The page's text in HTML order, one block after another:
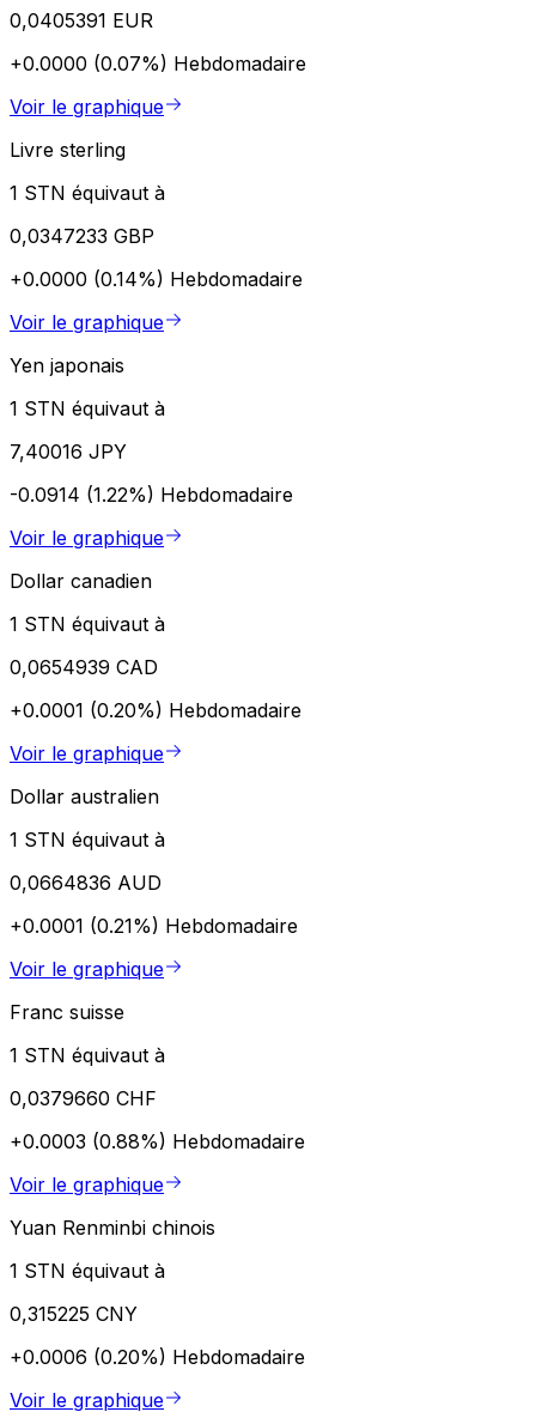
0,0405391 EUR
+0.0000 (0.07%) Hebdomadaire
Voir le graphique
Livre sterling
1 STN équivaut à
0,0347233 GBP
+0.0000 (0.14%) Hebdomadaire
Voir le graphique
Yen japonais
1 STN équivaut à
7,40016 JPY
-0.0914 (1.22%) Hebdomadaire
Voir le graphique
Dollar canadien
1 STN équivaut à
0,0654939 CAD
+0.0001 (0.20%) Hebdomadaire
Voir le graphique
Dollar australien
1 STN équivaut à
0,0664836 AUD
+0.0001 (0.21%) Hebdomadaire
Voir le graphique
Franc suisse
1 STN équivaut à
0,0379660 CHF
+0.0003 (0.88%) Hebdomadaire
Voir le graphique
Yuan Renminbi chinois
1 STN équivaut à
0,315225 CNY
+0.0006 (0.20%) Hebdomadaire
Voir le graphique